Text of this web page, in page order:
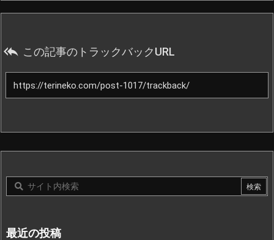
 この記事のトラックバックURL
最近の投稿